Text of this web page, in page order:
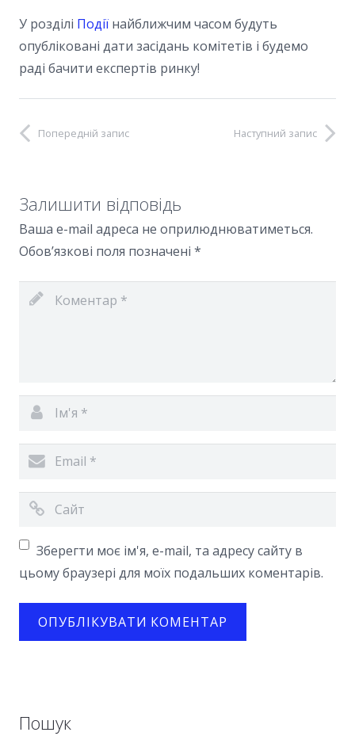
У розділі Події найближчим часом будуть
опубліковані дати засідань комітетів і будемо
раді бачити експертів ринку!
Попередній запис Наступний запис
Залишити відповідь
Ваша e-mail адреса не оприлюднюватиметься.
Обов’язкові поля позначені *
Зберегти моє ім'я, e-mail, та адресу сайту в
цьому браузері для моїх подальших коментарів.
Пошук